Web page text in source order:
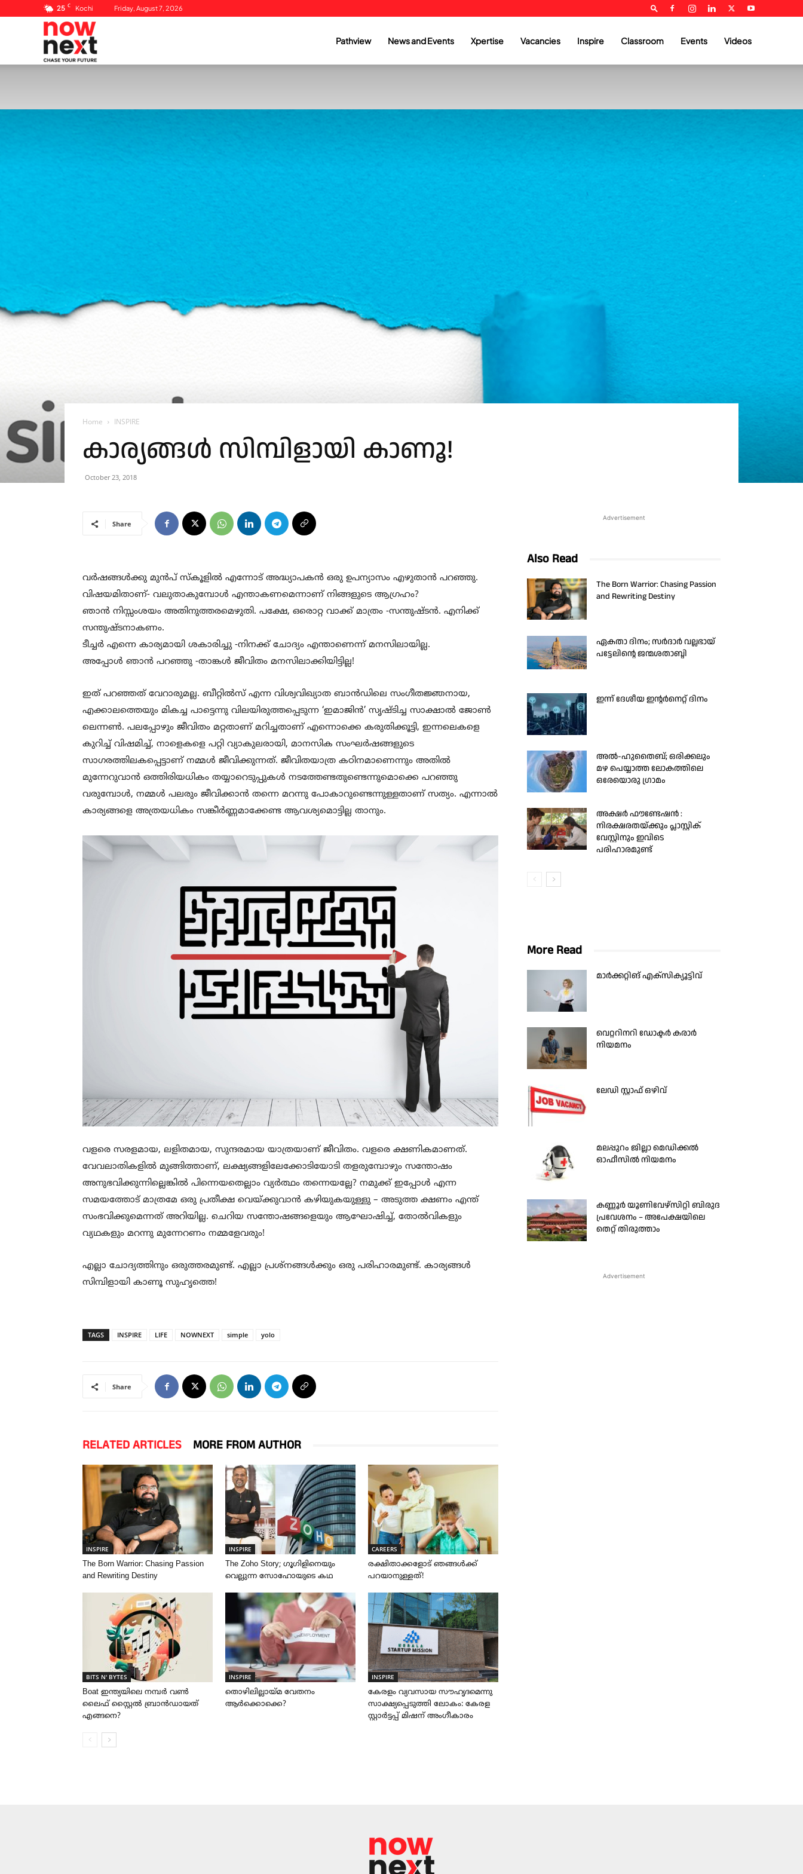
25 C Kochi Friday, August 7, 2026
Pathview News and Events Xpertise Vacancies Inspire Classroom Events Videos
Home INSPIRE
കാര്യങ്ങൾ സിമ്പിളായി കാണൂ!
October 23, 2018
Share
വർഷങ്ങൾക്കു മുൻപ് സ്‌കൂളിൽ എന്നോട് അദ്ധ്യാപകൻ ഒരു ഉപന്യാസം എഴുതാൻ പറഞ്ഞു.
വിഷയമിതാണ്- വലുതാകുമ്പോൾ എന്താകണമെന്നാണ് നിങ്ങളുടെ ആഗ്രഹം?
ഞാൻ നിസ്സംശയം അതിനുത്തരമെഴുതി. പക്ഷേ, ഒരൊറ്റ വാക്ക് മാത്രം -സന്തുഷ്ടൻ. എനിക്ക്
സന്തുഷ്ടനാകണം.
ടീച്ചർ എന്നെ കാര്യമായി ശകാരിച്ചു -നിനക്ക് ചോദ്യം എന്താണെന്ന് മനസിലായില്ല.
അപ്പോൾ ഞാൻ പറഞ്ഞു -താങ്കൾ ജീവിതം മനസിലാക്കിയിട്ടില്ല!
ഇത് പറഞ്ഞത് വേറാരുമല്ല. ബീറ്റിൽസ് എന്ന വിശ്വവിഖ്യാത ബാൻഡിലെ സംഗീതജ്ഞനായ,
എക്കാലത്തെയും മികച്ച പാട്ടെന്നു വിലയിരുത്തപ്പെടുന്ന ‘ഇമാജിൻ’ സൃഷ്ടിച്ച സാക്ഷാൽ ജോൺ
ലെന്നൺ. പലപ്പോഴും ജീവിതം മറ്റതാണ് മറിച്ചതാണ് എന്നൊക്കെ കരുതിക്കൂട്ടി, ഇന്നലെകളെ
കുറിച്ച് വിഷമിച്ച്, നാളെകളെ പറ്റി വ്യാകുലരായി, മാനസിക സംഘർഷങ്ങളുടെ
സാഗരത്തിലകപ്പെട്ടാണ് നമ്മൾ ജീവിക്കുന്നത്. ജീവിതയാത്ര കഠിനമാണെന്നും അതിൽ
മുന്നേറുവാൻ ഒത്തിരിയധികം തയ്യാറെടുപ്പുകൾ നടത്തേണ്ടതുണ്ടെന്നുമൊക്കെ പറഞ്ഞു
വരുമ്പോൾ, നമ്മൾ പലരും ജീവിക്കാൻ തന്നെ മറന്നു പോകാറുണ്ടെന്നുള്ളതാണ് സത്യം. എന്നാൽ
കാര്യങ്ങളെ അത്രയധികം സങ്കീർണ്ണമാക്കേണ്ട ആവശ്യമൊട്ടില്ല താനും.
വളരെ സരളമായ, ലളിതമായ, സുന്ദരമായ യാത്രയാണ് ജീവിതം. വളരെ ക്ഷണികമാണത്.
വേവലാതികളിൽ മുങ്ങിത്താണ്, ലക്ഷ്യങ്ങളിലേക്കോടിയോടി തളരുമ്പോഴും സന്തോഷം
അനുഭവിക്കുന്നില്ലെങ്കിൽ പിന്നെയതെല്ലാം വ്യർത്ഥം തന്നെയല്ലേ? നമുക്ക് ഇപ്പോൾ എന്ന
സമയത്തോട് മാത്രമേ ഒരു പ്രതീക്ഷ വെയ്ക്കുവാൻ കഴിയുകയുള്ളു – അടുത്ത ക്ഷണം എന്ത്
സംഭവിക്കുമെന്നത് അറിയില്ല. ചെറിയ സന്തോഷങ്ങളെയും ആഘോഷിച്ച്, തോൽവികളും
വ്യഥകളും മറന്നു മുന്നേറണം നമ്മളേവരും!
എല്ലാ ചോദ്യത്തിനും ഒരുത്തരമുണ്ട്. എല്ലാ പ്രശ്നങ്ങൾക്കും ഒരു പരിഹാരമുണ്ട്. കാര്യങ്ങൾ
സിമ്പിളായി കാണൂ സുഹൃത്തെ!
TAGS INSPIRE LIFE NOWNEXT simple yolo
Share
RELATED ARTICLES MORE FROM AUTHOR
INSPIRE
The Born Warrior: Chasing Passion
and Rewriting Destiny
INSPIRE
The Zoho Story; ഗൂഗിളിനെയും
വെല്ലുന്ന സോഹോയുടെ കഥ
CAREERS
രക്ഷിതാക്കളോട് ഞങ്ങൾക്ക്
പറയാനുള്ളത്!
BITS N' BYTES
Boat ഇന്ത്യയിലെ നമ്പർ വൺ
ലൈഫ് സ്റ്റൈൽ ബ്രാൻഡായത്
എങ്ങനെ?
INSPIRE
തൊഴിലില്ലായ്മ വേതനം
ആർക്കൊക്കെ?
INSPIRE
കേരളം വ്യവസായ സൗഹൃദമെന്നു
സാക്ഷ്യപ്പെടുത്തി ലോകം: കേരള
സ്റ്റാർട്ടപ്പ് മിഷന് അംഗീകാരം
Advertisement
Also Read
The Born Warrior: Chasing Passion
and Rewriting Destiny
ഏകതാ ദിനം; സർദാർ വല്ലഭായ്
പട്ടേലിന്റെ ജന്മശതാബ്ദി
ഇന്ന് ദേശീയ ഇന്റർനെറ്റ് ദിനം
അൽ-ഹുതൈബ്; ഒരിക്കലും
മഴ പെയ്യാത്ത ലോകത്തിലെ
ഒരേയൊരു ഗ്രാമം
അക്ഷർ ഫൗണ്ടേഷൻ :
നിരക്ഷരതയ്ക്കും പ്ലാസ്റ്റിക്
വേസ്റ്റിനും ഇവിടെ
പരിഹാരമുണ്ട്
More Read
മാർക്കറ്റിങ് എക്സിക്യൂട്ടിവ്
വെറ്ററിനറി ഡോക്ടർ കരാർ
നിയമനം
ലേഡി സ്റ്റാഫ് ഒഴിവ്
മലപ്പുറം ജില്ലാ മെഡിക്കല്‍
ഓഫീസില്‍ നിയമനം
കണ്ണൂർ യൂണിവേഴ്സിറ്റി ബിരുദ
പ്രവേശനം – അപേക്ഷയിലെ
തെറ്റ് തിരുത്താം
Advertisement